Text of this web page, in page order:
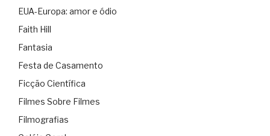
EUA-Europa: amor e ódio
Faith Hill
Fantasia
Festa de Casamento
Ficção Científica
Filmes Sobre Filmes
Filmografias